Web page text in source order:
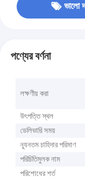
ভালো
পণ্যের বর্ণনা
লক্ষণীয় করা
উৎপত্তি স্থল
ডেলিভারি সময়
ন্যূনতম চাহিদার পরিমাণ
পরিচিতিমুলক নাম
পরিশোধের শর্ত